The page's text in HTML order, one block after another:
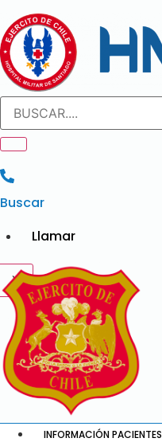
al
contenido
Buscar
Llamar
X
INFORMACIÓN PACIENTES